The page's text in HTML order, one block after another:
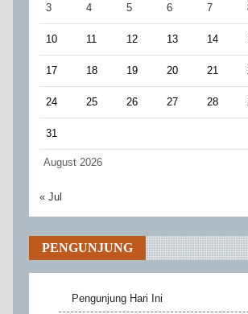
August 2026
3 4 5 6 7
10 11 12 13 14
17 18 19 20 21
24 25 26 27 28
31
« Jul
PENGUNJUNG
Pengunjung Hari Ini